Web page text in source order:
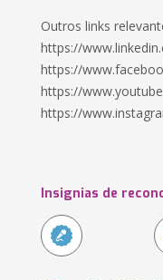
Outros links
https://
https://
https://
https://
Insignias de